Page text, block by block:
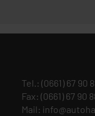
Tel.: (0661) 67 90
Fax: (0661) 67 90
Mail: